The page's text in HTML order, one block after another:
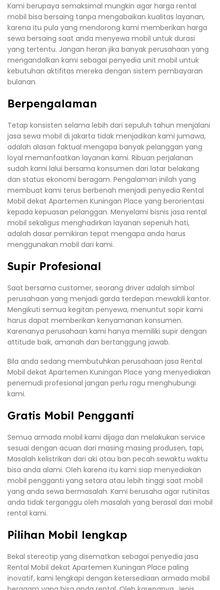
Kami berupaya semaksimal mungkin agar harga rental
mobil bisa bersaing tanpa mengabaikan kualitas layanan,
karena itu pula yang mendorong kami memberikan harga
sewa bersaing saat anda menyewa mobil untuk durasi
yang tertentu. Jangan heran jika banyak perusahaan yang
mengandalkan kami sebagai penyedia unit mobil untuk
kebutuhan aktifitas mereka dengan sistem pembayaran
bulanan.
Berpengalaman
Tetap konsisten selama lebih dari sepuluh tahun menjalani
jasa sewa mobil di jakarta tidak menjadikan kami jumawa,
adalah alasan faktual mengapa banyak pelanggan yang
loyal memanfaatkan layanan kami. Ribuan perjalanan
sudah kami lalui bersama konsumen dari latar belakang
dan status ekonomi beragam. Pengalaman inilah yang
membuat kami terus berbenah menjadi penyedia Rental
Mobil dekat Apartemen Kuningan Place yang berorientasi
kepada kepuasan pelanggan. Menyelami bisnis jasa rental
mobil sekaligus menghadirkan layanan sepenuh hati,
adalah dasar pemikiran tepat mengapa anda harus
menggunakan mobil dari kami.
Supir Profesional
Saat bersama customer, seorang driver adalah simbol
perusahaan yang menjadi garda terdepan mewakili kantor.
Mengikuti semua kegitan penyewa, menuntut sopir kami
harus dapat memberikan kenyamanan konsumen.
Karenanya perusahaan kami hanya memiliki supir dengan
attitude baik, amanah dan bertanggung jawab.
Bila anda sedang membutuhkan perusahaan jasa Rental
Mobil dekat Apartemen Kuningan Place yang menyediakan
penemudi profesional jangan perlu ragu menghubungi
kami.
Gratis Mobil Pengganti
Semua armada mobil kami dijaga dan melakukan service
sesuai dengan acuan dari masing masing produsen, tapi,
Masalah kelistrikan dari aki atau ban pecah sewaktu waktu
bisa anda alami. Oleh karena itu kami siap menyediakan
mobil pengganti yang setara atau lebih tinggi saat mobil
yang anda sewa bermasalah. Kami berusaha agar rutinitas
anda tidak terganggu oleh masalah yang berasal dari mobil
rental kami.
Pilihan Mobil lengkap
Bekal stereotip yang disematkan sebagai penyedia jasa
Rental Mobil dekat Apartemen Kuningan Place paling
inovatif, kami lengkapi dengan ketersediaan armada mobil